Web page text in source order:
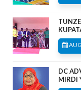
DC
MIRDI